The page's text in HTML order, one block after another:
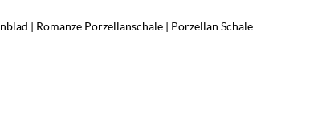
| Romanze Porzellanschale | Porzellan Schale